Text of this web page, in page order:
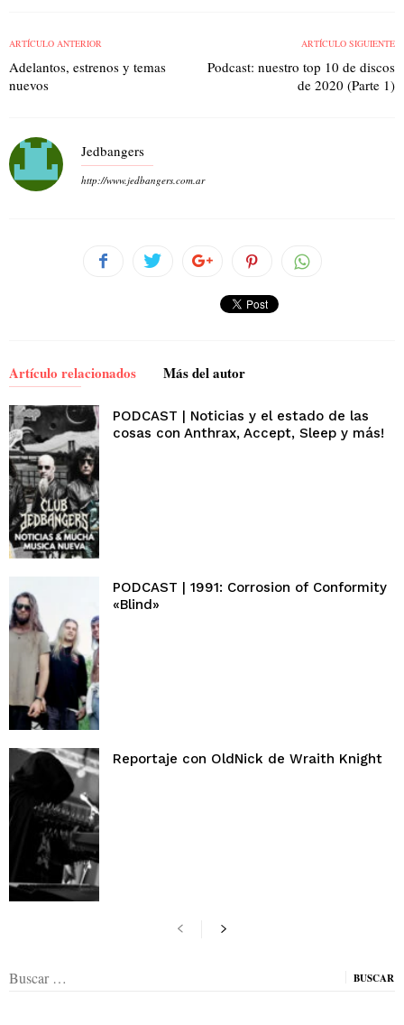
ARTÍCULO ANTERIOR
Adelantos, estrenos y temas
nuevos
ARTÍCULO SIGUIENTE
Podcast: nuestro top 10 de discos
de 2020 (Parte 1)
Jedbangers
http://www.jedbangers.com.ar
Artículo relacionados Más del autor
PODCAST | Noticias y el estado de las
cosas con Anthrax, Accept, Sleep y más!
PODCAST | 1991: Corrosion of Conformity
«Blind»
Reportaje con OldNick de Wraith Knight
Buscar: